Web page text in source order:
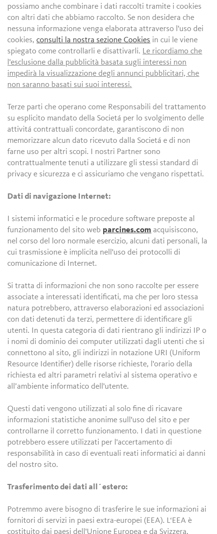
possiamo anche combinare i dati raccolti tramite i cookies
con altri dati che abbiamo raccolto. Se non desidera che
nessuna informazione venga elaborata attraverso l'uso dei
cookies,consulti la nostra sezione Cookies in cui le viene
spiegato come controllarli e disattivarli. Le ricordiamo che
l'esclusione dalla pubblicità basata sugli interessi non
impedirà la visualizzazione degli annunci pubblicitari, che
non saranno basati sui suoi interessi.
Terze parti che operano come Responsabili del trattamento
su esplicito mandato della Societá per lo svolgimento delle
attivitá contrattuali concordate, garantiscono di non
memorizzare alcun dato ricevuto dalla Societá e di non
farne uso per altri scopi. I nostri Partner sono
contrattualmente tenuti a utilizzare gli stessi standard di
privacy e sicurezza e ci assicuriamo che vengano rispettati.
Dati di navigazione Internet:
I sistemi informatici e le procedure software preposte al
funzionamento del sito web parcines.com acquisiscono,
nel corso del loro normale esercizio, alcuni dati personali, la
cui trasmissione è implicita nell'uso dei protocolli di
comunicazione di Internet.
Si tratta di informazioni che non sono raccolte per essere
associate a interessati identificati, ma che per loro stessa
natura potrebbero, attraverso elaborazioni ed associazioni
con dati detenuti da terzi, permettere di identificare gli
utenti. In questa categoria di dati rientrano gli indirizzi IP o
i nomi di dominio dei computer utilizzati dagli utenti che si
connettono al sito, gli indirizzi in notazione URI (Uniform
Resource Identifier) delle risorse richieste, l'orario della
richiesta ed altri parametri relativi al sistema operativo e
all’ambiente informatico dell'utente.
Questi dati vengono utilizzati al solo fine di ricavare
informazioni statistiche anonime sull'uso del sito e per
controllarne il corretto funzionamento. I dati in questione
potrebbero essere utilizzati per l'accertamento di
responsabilità in caso di eventuali reati informatici ai danni
del nostro sito.
Trasferimento dei dati all´estero:
Potremmo avere bisogno di trasferire le sue informazioni ai
fornitori di servizi in paesi extra-europei (EEA). L‘EEA è
costituito dai paesi dell'Unione Europea e da Svizzera,